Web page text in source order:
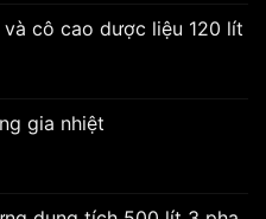
cô cao dược liệu 120 lít
gia nhiệt